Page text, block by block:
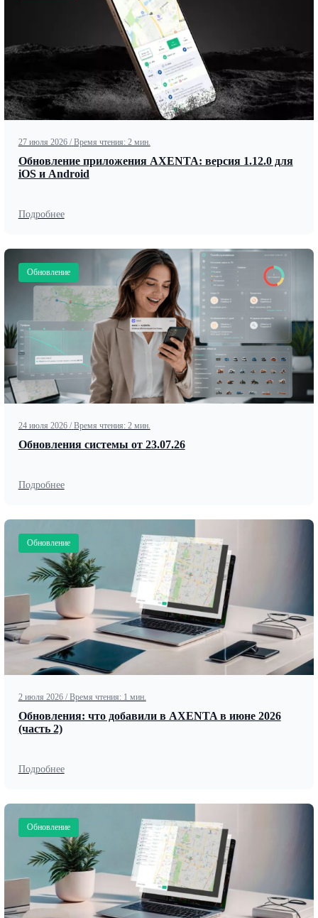
27 июля 2026 / Время чтения: 2 мин.
Обновление приложения AXENTA: версия 1.12.0 для
iOS и Android
Подробнее
Обновление
24 июля 2026 / Время чтения: 2 мин.
Обновления системы от 23.07.26
Подробнее
Обновление
2 июля 2026 / Время чтения: 1 мин.
Обновления: что добавили в AXENTA в июне 2026
(часть 2)
Подробнее
Обновление